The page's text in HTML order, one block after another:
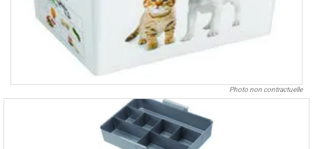
Photo non contractuelle